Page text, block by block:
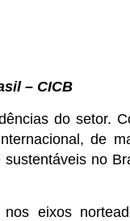
– CICB
do setor.
de
no
eixos